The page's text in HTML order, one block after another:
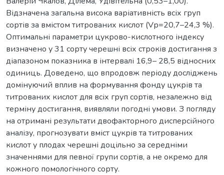
Відзначена загальна висока варіативність всіх груп
сортів за вмістом титрованих кислот (Vр=20,7–24,3 %).
Оптимальні параметри цукрово-кислотного індексу
визначено у 31 сорту черешні всіх строків достигання з
діапазоном показника в інтервалі 16,9– 28,5 відносних
одиниць. Доведено, що впродовж періоду досліджень
домінуючий вплив на формування фонду цукрів та
титрованих кислот для всіх груп сортів, незалежно від
терміну достигання, виявляли погодні умови. З погляду
на отримані результати двофакторного дисперсійного
аналізу, прогнозувати вміст цукрів та титрованих
кислот у плодах черешні доцільно за середніми
значеннями для певної групи сортів, а не окремо для
кожного помологічного сорту.